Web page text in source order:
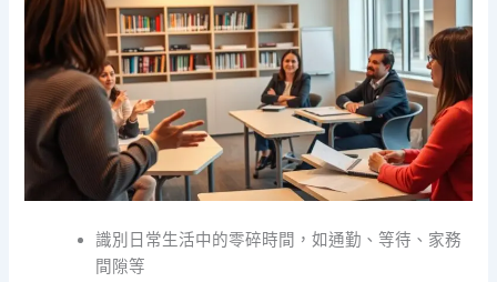
識別日常生活中的零碎時間，如通勤、等待、家務
間隙等